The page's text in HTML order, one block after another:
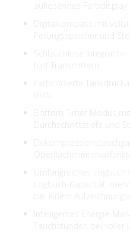
Digitalkompass mit
Peilungsspeicher und
Schlauchlose
fünf Transmittern
Farbcodierte
Blick
Bottom Timer Modus
Durchschnittstiefe und
Umfangreiches
Logbuch-Kapazität:
bei einem
Intelligentes Energie-
Tauchstunden bei voller